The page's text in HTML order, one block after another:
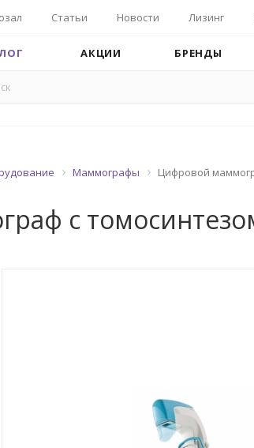
Статьи Новости Лизинг
АКЦИИ БРЕНДЫ
Маммографы Цифровой
с